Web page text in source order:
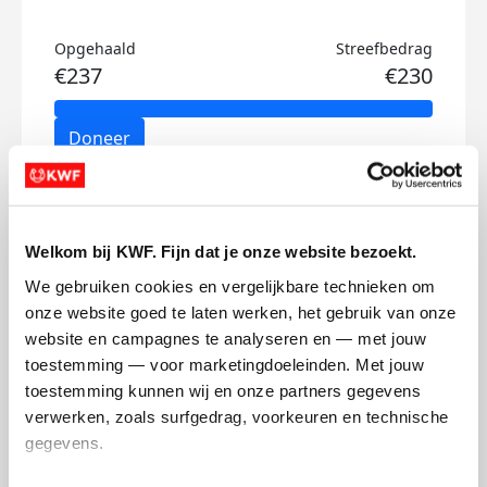
Welkom bij KWF. Fijn dat je onze website bezoekt.
We gebruiken cookies en vergelijkbare technieken om
onze website goed te laten werken, het gebruik van onze
website en campagnes te analyseren en — met jouw
toestemming — voor marketingdoeleinden. Met jouw
toestemming kunnen wij en onze partners gegevens
verwerken, zoals surfgedrag, voorkeuren en technische
gegevens.
Opgehaald
€237
Streefbedrag
€230
Doneer
Julia's badges